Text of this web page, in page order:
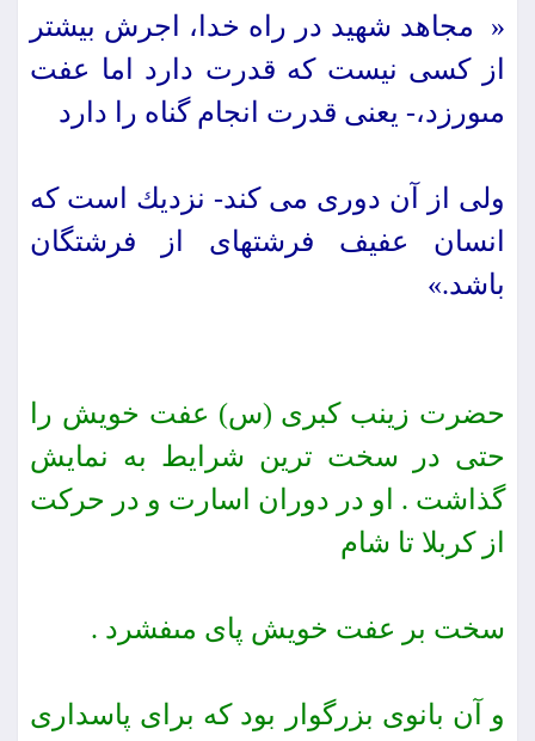
« مجاهد شهید در راه خدا، اجرش بیشتر
از كسى نیست كه قدرت دارد اما عفت
مى‏ورزد،- یعنی قدرت انجام گناه را دارد
ولی از آن دوری می کند- نزدیك است كه
انسان عفیف فرشته‏اى از فرشتگان
باشد.»
حضرت زینب كبرى (س) عفت ‏خویش را
حتى در سخت‏ ترین شرایط به نمایش
گذاشت . او در دوران اسارت و در حركت
از كربلا تا شام
سخت ‏بر عفت ‏خویش پاى مى‏فشرد .
و آن بانوى بزرگوار بود كه براى پاسدارى